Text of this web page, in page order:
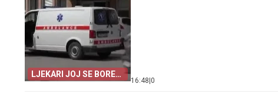
LJEKARI JOJ SE BORE
ZA ŽIVOT
16:48 0